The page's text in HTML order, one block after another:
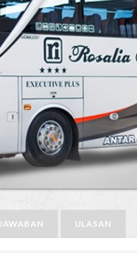
ULASAN